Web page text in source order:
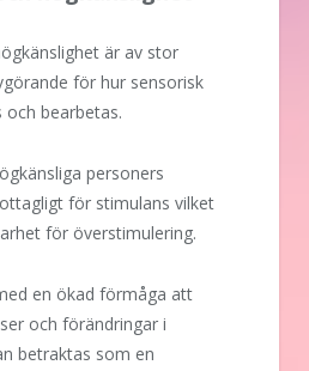
är av stor
för hur sensorisk
bearbetas.
personers
för stimulans vilket
för överstimulering.
en ökad förmåga att
och förändringar i
betraktas som en